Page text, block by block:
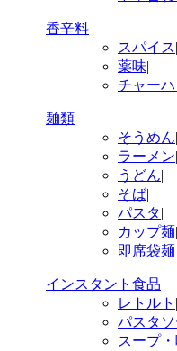
香辛料
スパイス|
薬味|
チャー
麺類
そうめん|
ラーメン|
うどん|
そば|
パスタ|
カップ麺|
即席袋麺
インスタント食品
レトルト |
パスタソ
スープ